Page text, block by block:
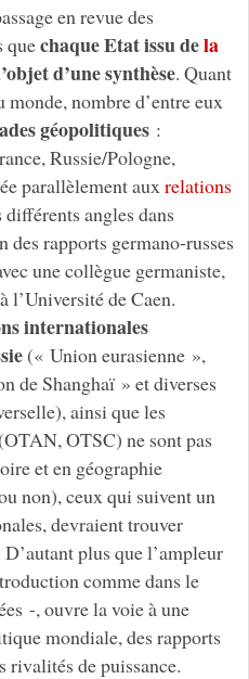
en revue des
quechaque Etat issu dela
d’une synthèse. Quant
monde, nombre d’entre eux
géopolitiques:
Russie/Pologne,
parallèlement auxrelations
angles dans
des rapports germano-russes
une collègue germaniste,
l’Université de Caen.
internationales
(« Union eurasienne »,
de Shanghaï » et diverses
ainsi que les
OTSC) ne sont pas
et en géographie
non), ceux qui suivent un
devraient trouver
plus que l’ampleur
comme dans le
-, ouvre la voie à une
mondiale, des rapports
rivalités de puissance.